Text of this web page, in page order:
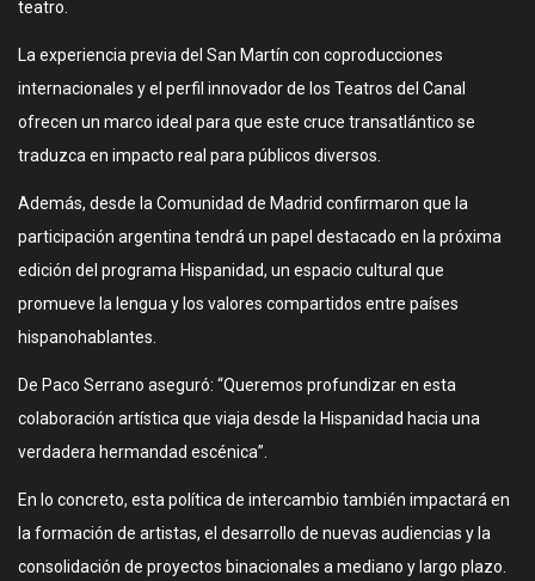
teatro.
La experiencia previa del San Martín con coproducciones
internacionales y el perfil innovador de los Teatros del Canal
ofrecen un marco ideal para que este cruce transatlántico se
traduzca en impacto real para públicos diversos.
Además, desde la Comunidad de Madrid confirmaron que la
participación argentina tendrá un papel destacado en la próxima
edición del programa Hispanidad, un espacio cultural que
promueve la lengua y los valores compartidos entre países
hispanohablantes.
De Paco Serrano aseguró: “Queremos profundizar en esta
colaboración artística que viaja desde la Hispanidad hacia una
verdadera hermandad escénica”.
En lo concreto, esta política de intercambio también impactará en
la formación de artistas, el desarrollo de nuevas audiencias y la
consolidación de proyectos binacionales a mediano y largo plazo.